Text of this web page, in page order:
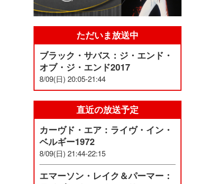
ただいま放送中
ブラック・サバス：ジ・エンド・
オブ・ジ・エンド2017
8/09(日) 20:05-21:44
直近の放送予定
カーヴド・エア：ライヴ・イン・
ベルギー1972
8/09(日) 21:44-22:15
エマーソン・レイク＆パーマー：